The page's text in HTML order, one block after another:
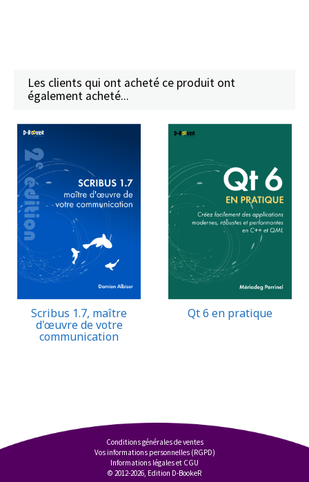
Les clients qui ont acheté ce produit ont
également acheté...
Scribus 1.7, maître
d'œuvre de votre
communication
Qt 6 en pratique
Conditions générales de ventes
Vos informations personnelles (RGPD)
Informations légales et CGU
© 2012-2026, Edition D-BookeR